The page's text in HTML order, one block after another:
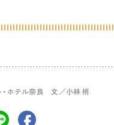
ホテル奈良 文／小林 梢